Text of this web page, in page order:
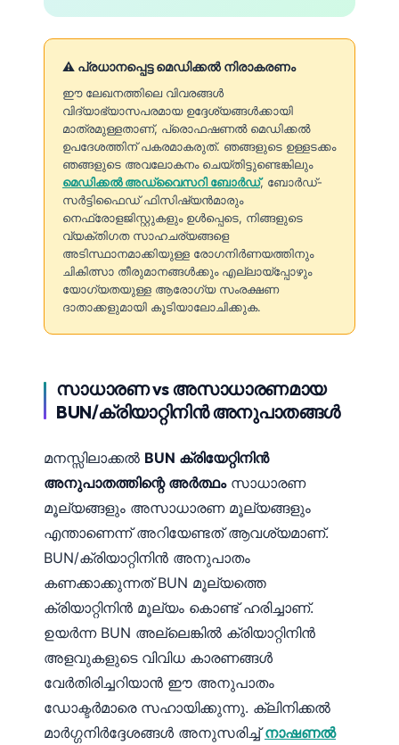
⚠️ പ്രധാനപ്പെട്ട മെഡിക്കൽ നിരാകരണം
ഈ ലേഖനത്തിലെ വിവരങ്ങൾ
വിദ്യാഭ്യാസപരമായ ഉദ്ദേശ്യങ്ങൾക്കായി
മാത്രമുള്ളതാണ്, പ്രൊഫഷണൽ മെഡിക്കൽ
ഉപദേശത്തിന് പകരമാകരുത്. ഞങ്ങളുടെ ഉള്ളടക്കം
ഞങ്ങളുടെ അവലോകനം ചെയ്തിട്ടുണ്ടെങ്കിലും
മെഡിക്കൽ അഡ്വൈസറി ബോർഡ്, ബോർഡ്-
സർട്ടിഫൈഡ് ഫിസിഷ്യൻമാരും
നെഫ്രോളജിസ്റ്റുകളും ഉൾപ്പെടെ, നിങ്ങളുടെ
വ്യക്തിഗത സാഹചര്യങ്ങളെ
അടിസ്ഥാനമാക്കിയുള്ള രോഗനിർണയത്തിനും
ചികിത്സാ തീരുമാനങ്ങൾക്കും എല്ലായ്പ്പോഴും
യോഗ്യതയുള്ള ആരോഗ്യ സംരക്ഷണ
ദാതാക്കളുമായി കൂടിയാലോചിക്കുക.
സാധാരണ vs അസാധാരണമായ
BUN/ക്രിയാറ്റിനിൻ അനുപാതങ്ങൾ
മനസ്സിലാക്കൽ BUN ക്രിയേറ്റിനിൻ
അനുപാതത്തിന്റെ അർത്ഥംസാധാരണ
മൂല്യങ്ങളും അസാധാരണ മൂല്യങ്ങളും
എന്താണെന്ന് അറിയേണ്ടത് ആവശ്യമാണ്.
BUN/ക്രിയാറ്റിനിൻ അനുപാതം
കണക്കാക്കുന്നത് BUN മൂല്യത്തെ
ക്രിയാറ്റിനിൻ മൂല്യം കൊണ്ട് ഹരിച്ചാണ്.
ഉയർന്ന BUN അല്ലെങ്കിൽ ക്രിയാറ്റിനിൻ
അളവുകളുടെ വിവിധ കാരണങ്ങൾ
വേർതിരിച്ചറിയാൻ ഈ അനുപാതം
ഡോക്ടർമാരെ സഹായിക്കുന്നു. ക്ലിനിക്കൽ
മാർഗ്ഗനിർദ്ദേശങ്ങൾ അനുസരിച്ച്നാഷണൽ